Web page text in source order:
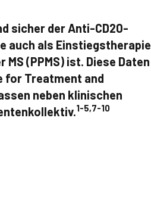
sicher der Anti-CD20-
auch als Einstiegstherapie
(PPMS) ist. Diese Daten
for Treatment and
neben klinischen
1-5,7-10